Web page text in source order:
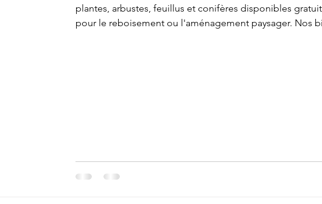
plantes, arbustes, feuillus et conifères disponibles
pour le reboisement ou l'aménagement paysager. Nos